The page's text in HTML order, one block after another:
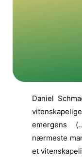
Daniel
emergens
nærmeste
et